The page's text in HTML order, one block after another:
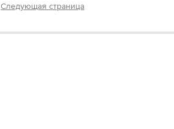
Следующая страница